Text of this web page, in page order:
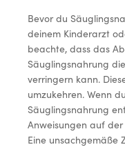
Bevor du
deinem Kinderarzt
beachte, dass das
Säuglingsnahrung
verringern kann.
umzukehren. Wenn
Säuglingsnahrung
Anweisungen auf
Eine unsachgemäße